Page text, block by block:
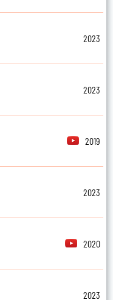
2023
2023
2019
2023
2020
2023